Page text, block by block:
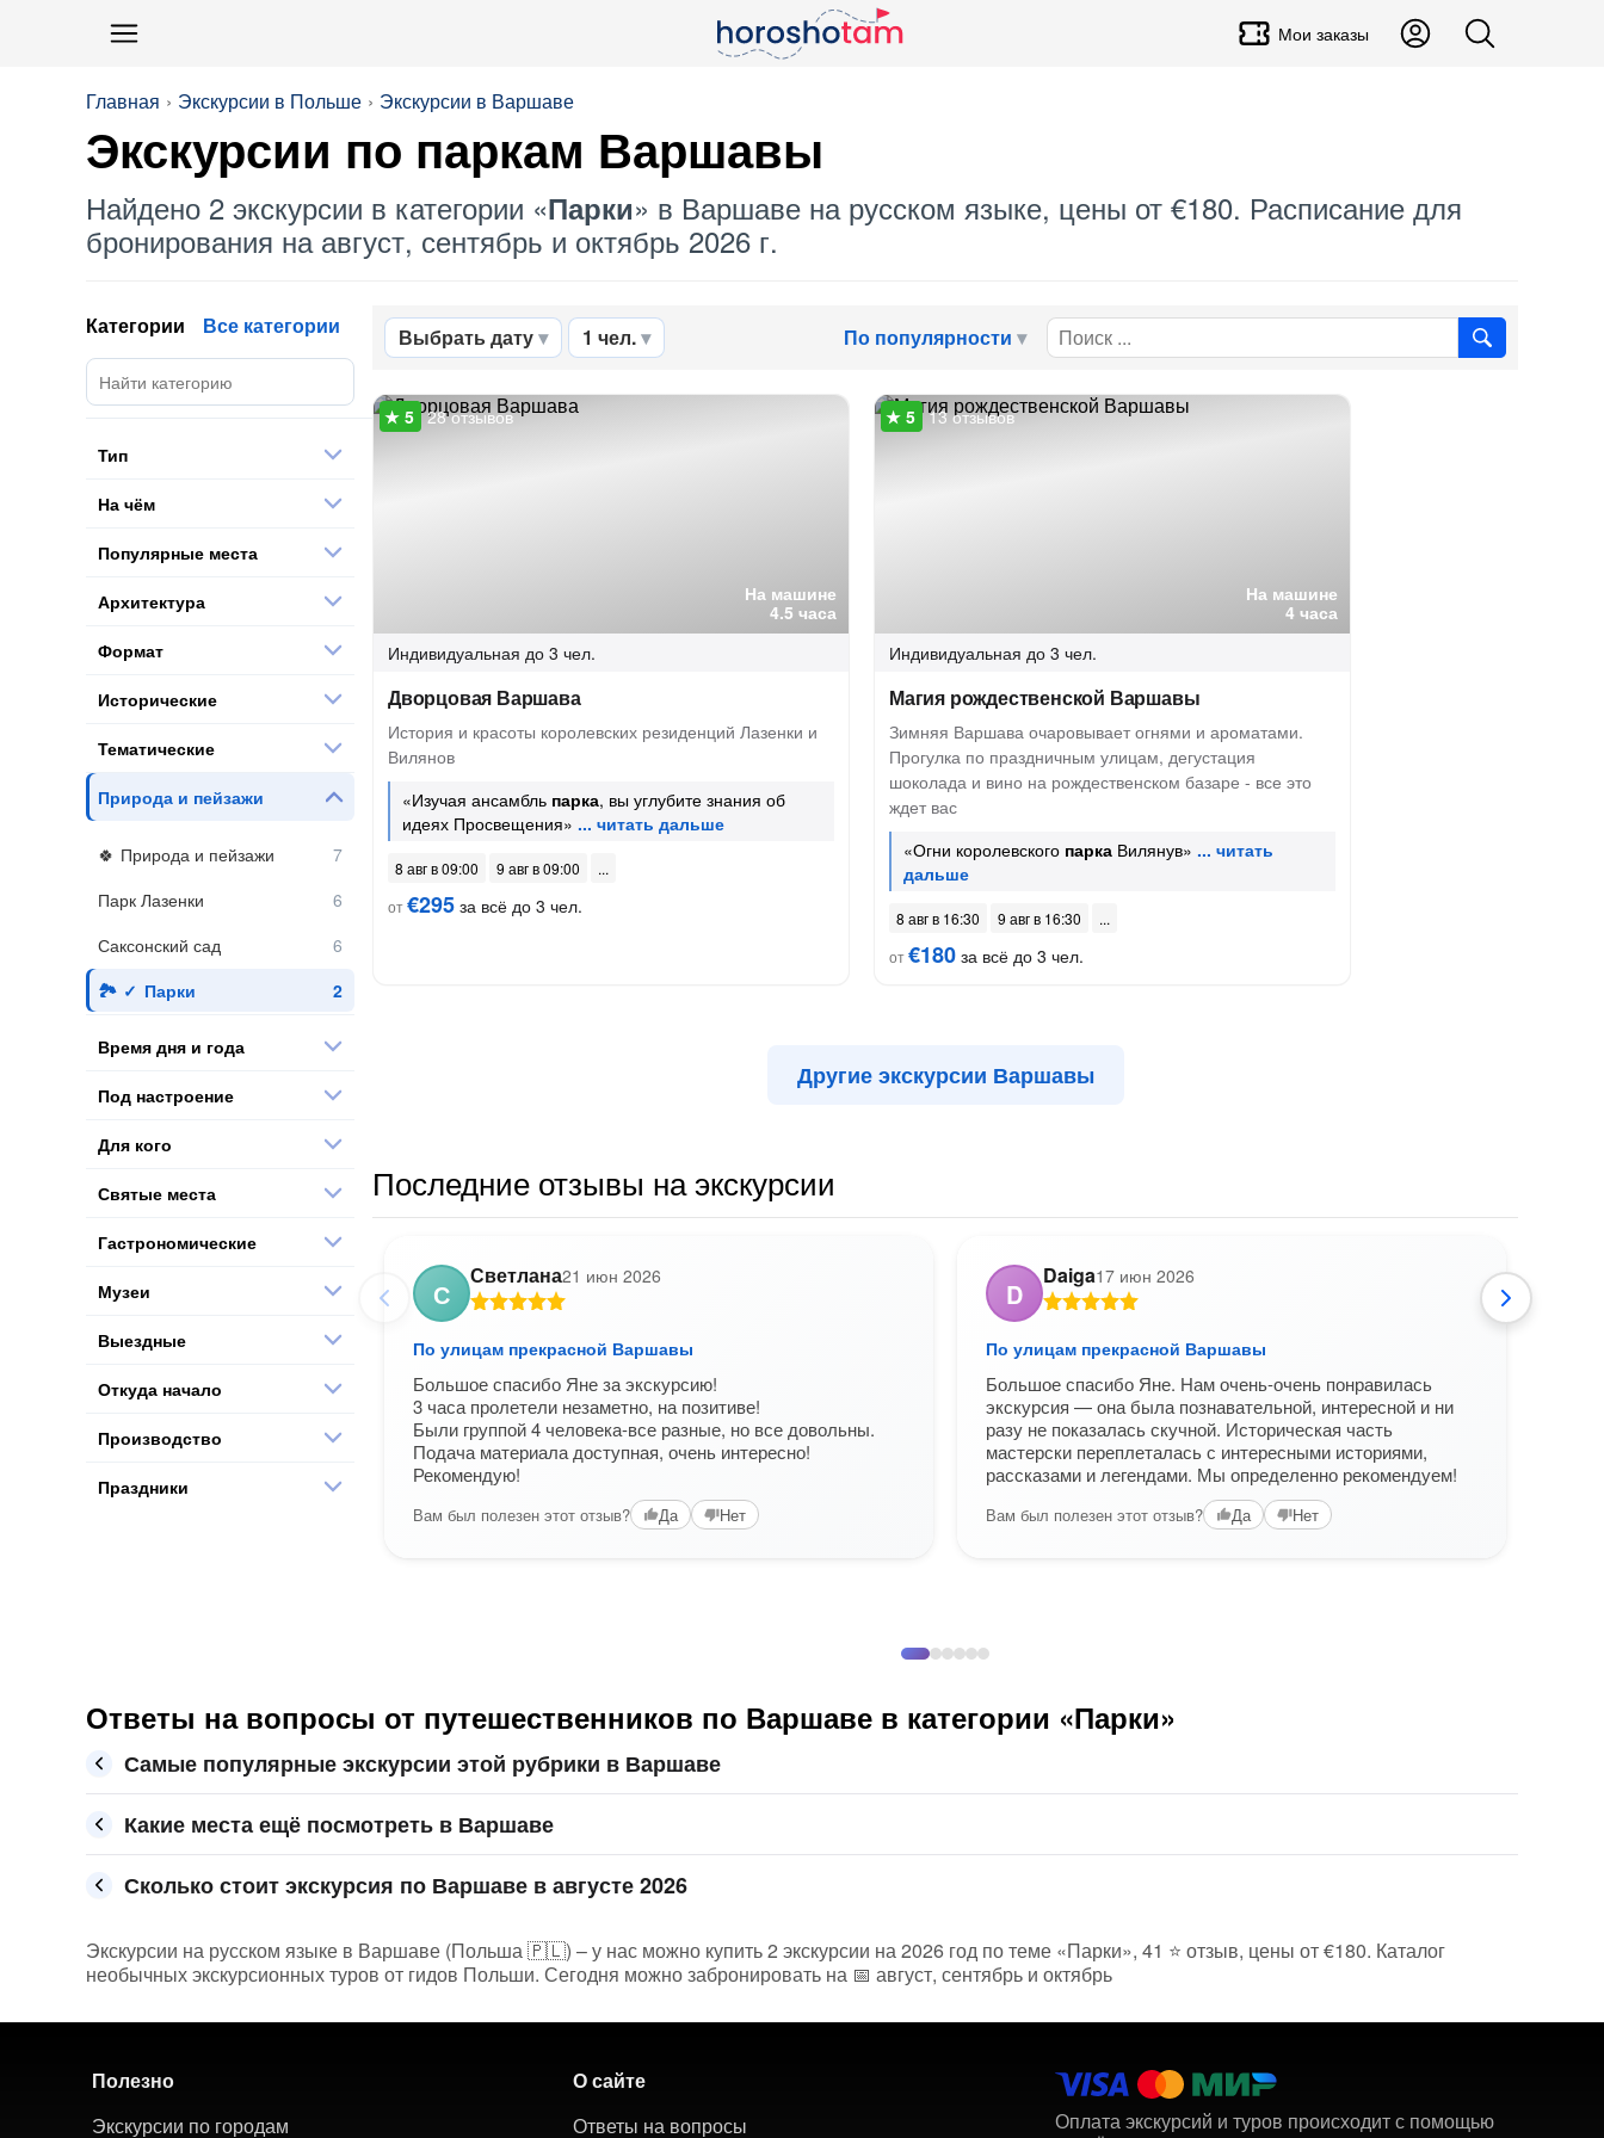
Мои заказы
Главная Экскурсии в Польше Экскурсии в Варшаве
Экскурсии по паркам Варшавы
Найдено 2 экскурсии в категории «Парки» в Варшаве на русском языке, цены от €180. Расписание для
бронирования на август, сентябрь и октябрь 2026 г.
Выбрать дату 1 чел. По популярности
На машине
4.5 часа
28 отзывов
Индивидуальная до 3 чел.
Дворцовая Варшава
История и красоты королевских резиденций Лазенки и
Вилянов
«Изучая ансамбль парка, вы углубите знания об
идеях Просвещения»
8 авг в 09:00
9 авг в 09:00
от€295 за всё до 3 чел.
На машине
4 часа
13 отзывов
Индивидуальная до 3 чел.
Магия рождественской Варшавы
Зимняя Варшава очаровывает огнями и ароматами.
Прогулка по праздничным улицам, дегустация
шоколада и вино на рождественском базаре - все это
ждет вас
«Огни королевского парка Вилянув»
8 авг в 16:30
9 авг в 16:30
от€180 за всё до 3 чел.
Другие экскурсии Варшавы
Последние отзывы на экскурсии
С
Светлана21 июн 2026
По улицам прекрасной Варшавы
Большое спасибо Яне за экскурсию!
3 часа пролетели незаметно, на позитиве!
Были группой 4 человека-все разные, но все довольны.
Подача материала доступная, очень интересно!
Рекомендую!
Вам был полезен этот отзыв? Да Нет
D
Daiga17 июн 2026
По улицам прекрасной Варшавы
Большое спасибо Яне. Нам очень-очень понравилась
экскурсия — она была познавательной, интересной и ни
разу не показалась скучной. Историческая часть
мастерски переплеталась с интересными историями,
рассказами и легендами. Мы определенно рекомендуем!
Вам был полезен этот отзыв? Да Нет
Категории Все категории
Тип
На чём
Популярные места
Архитектура
Формат
Исторические
Тематические
Природа и пейзажи
Природа и пейзажи
Парк Лазенки
Саксонский сад
Парки
Время дня и года
Под настроение
Для кого
Святые места
Гастрономические
Музеи
Выездные
Откуда начало
Производство
Праздники
Ответы на вопросы от путешественников по Варшаве в категории «Парки»
Самые популярные экскурсии этой рубрики в Варшаве
Какие места ещё посмотреть в Варшаве
Сколько стоит экскурсия по Варшаве в августе 2026
Экскурсии на русском языке в Варшаве (Польша 🇵🇱) – у нас можно купить 2 экскурсии на 2026 год по теме «Парки», 41 ⭐ отзыв, цены от €180. Каталог
необычных экскурсионных туров от гидов Польши. Сегодня можно забронировать на 📅 август, сентябрь и октябрь
Полезно
Экскурсии по городам
О сайте
Ответы на вопросы
Оплата экскурсий и туров происходит с помощью